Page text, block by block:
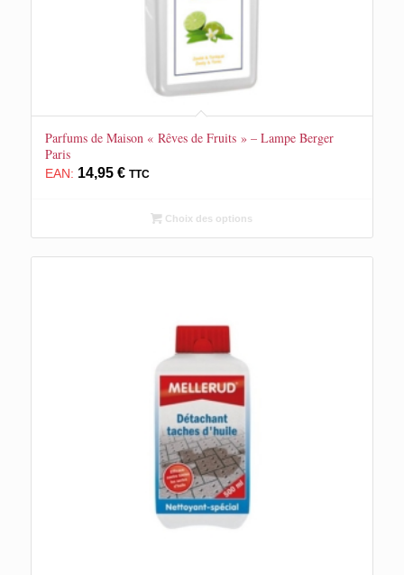
Parfums de Maison « Rêves de Fruits » – Lampe Berger
Paris
EAN: 14,95 € TTC
Choix des options